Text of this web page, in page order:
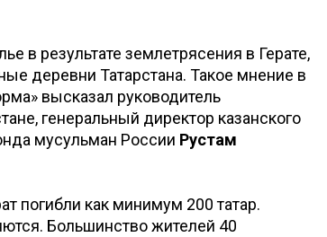
в результате землетрясения в Герате,
деревни Татарстана. Такое мнение в
высказал руководитель
генеральный директор казанского
мусульман России Рустам
погибли как минимум 200 татар.
Большинство жителей 40